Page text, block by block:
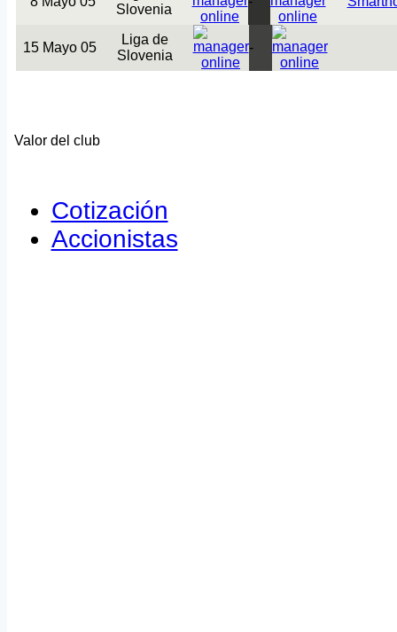
Slovenia
15 Mayo 05
Liga de
Slovenia
-
Valor del club
Cotización
Accionistas